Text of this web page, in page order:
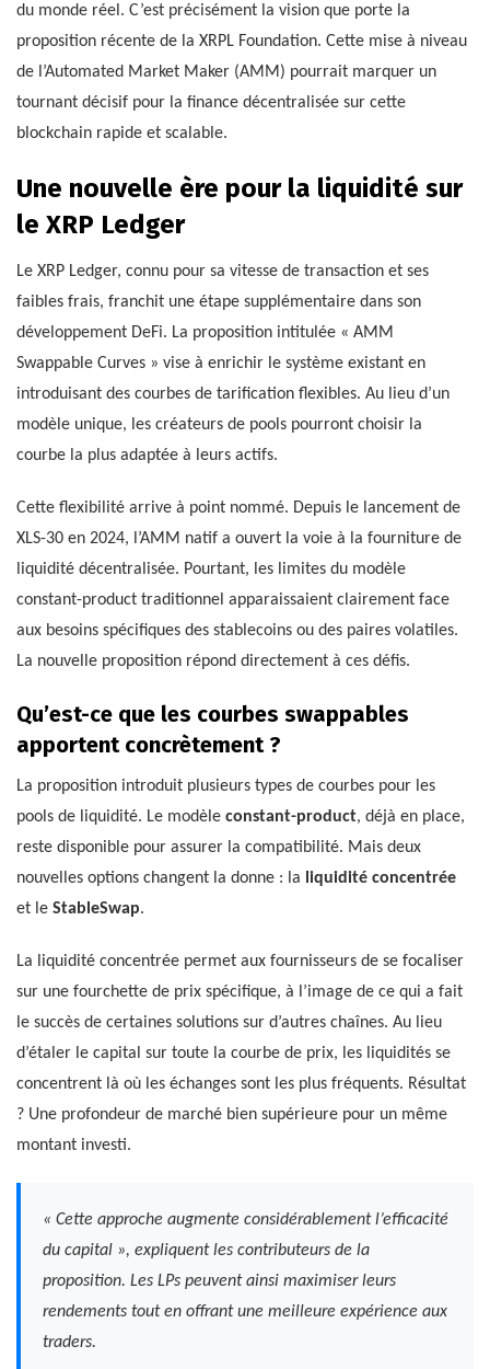
du monde réel. C’est précisément la vision que porte la
proposition récente de la XRPL Foundation. Cette mise à niveau
de l’Automated Market Maker (AMM) pourrait marquer un
tournant décisif pour la finance décentralisée sur cette
blockchain rapide et scalable.
Une nouvelle ère pour la liquidité sur
le XRP Ledger
Le XRP Ledger, connu pour sa vitesse de transaction et ses
faibles frais, franchit une étape supplémentaire dans son
développement DeFi. La proposition intitulée « AMM
Swappable Curves » vise à enrichir le système existant en
introduisant des courbes de tarification flexibles. Au lieu d’un
modèle unique, les créateurs de pools pourront choisir la
courbe la plus adaptée à leurs actifs.
Cette flexibilité arrive à point nommé. Depuis le lancement de
XLS-30 en 2024, l’AMM natif a ouvert la voie à la fourniture de
liquidité décentralisée. Pourtant, les limites du modèle
constant-product traditionnel apparaissaient clairement face
aux besoins spécifiques des stablecoins ou des paires volatiles.
La nouvelle proposition répond directement à ces défis.
Qu’est-ce que les courbes swappables
apportent concrètement ?
La proposition introduit plusieurs types de courbes pour les
pools de liquidité. Le modèle constant-product, déjà en place,
reste disponible pour assurer la compatibilité. Mais deux
nouvelles options changent la donne : la liquidité concentrée
et le StableSwap.
La liquidité concentrée permet aux fournisseurs de se focaliser
sur une fourchette de prix spécifique, à l’image de ce qui a fait
le succès de certaines solutions sur d’autres chaînes. Au lieu
d’étaler le capital sur toute la courbe de prix, les liquidités se
concentrent là où les échanges sont les plus fréquents. Résultat
? Une profondeur de marché bien supérieure pour un même
montant investi.
« Cette approche augmente considérablement l’efficacité
du capital », expliquent les contributeurs de la
proposition. Les LPs peuvent ainsi maximiser leurs
rendements tout en offrant une meilleure expérience aux
traders.